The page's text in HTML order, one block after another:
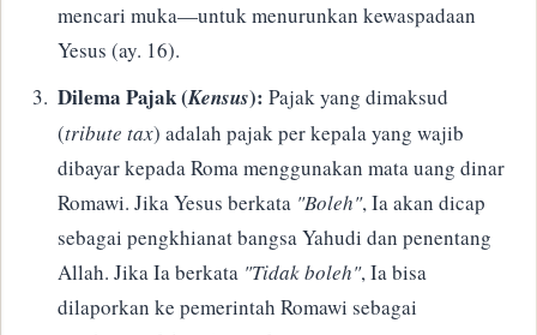
mencari muka—untuk menurunkan kewaspadaan
Yesus (ay. 16).
Dilema Pajak (Kensus): Pajak yang dimaksud
(tribute tax) adalah pajak per kepala yang wajib
dibayar kepada Roma menggunakan mata uang dinar
Romawi. Jika Yesus berkata "Boleh", Ia akan dicap
sebagai pengkhianat bangsa Yahudi dan penentang
Allah. Jika Ia berkata "Tidak boleh", Ia bisa
dilaporkan ke pemerintah Romawi sebagai